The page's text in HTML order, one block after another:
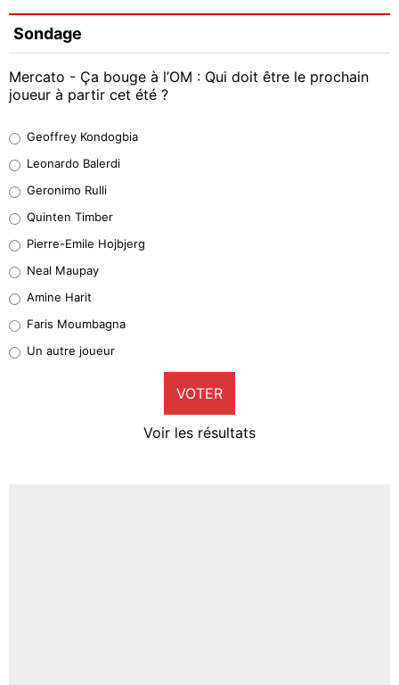
Sondage
Mercato - Ça bouge à l’OM : Qui doit être le prochain
joueur à partir cet été ?
38%
32%
5%
1%
9%
Geoffrey Kondogbia
Leonardo Balerdi
Geronimo Rulli
Quinten Timber
Pierre-Emile Hojbjerg
Neal Maupay
Amine Harit
Faris Moumbagna
Un autre joueur
VOTER
Voir les résultats